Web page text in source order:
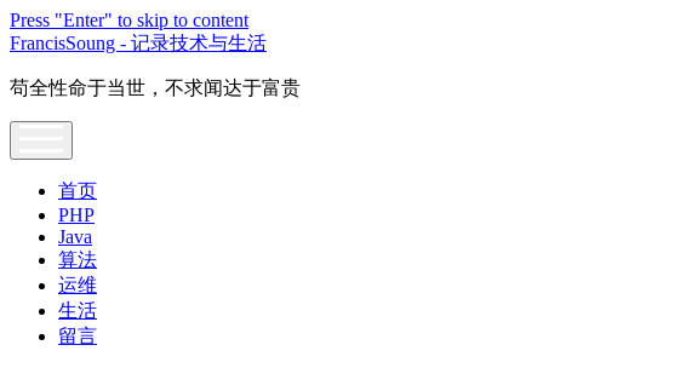
Press "Enter" to skip to content
FrancisSoung - 记录技术与生活
苟全性命于当世，不求闻达于富贵
首页
PHP
Java
算法
运维
生活
留言